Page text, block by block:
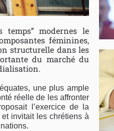
modernes le
féminines,
structurelle dans les
du marché du
une plus ample
réelle de les affronter
l’exercice de la
invitait les chrétiens à